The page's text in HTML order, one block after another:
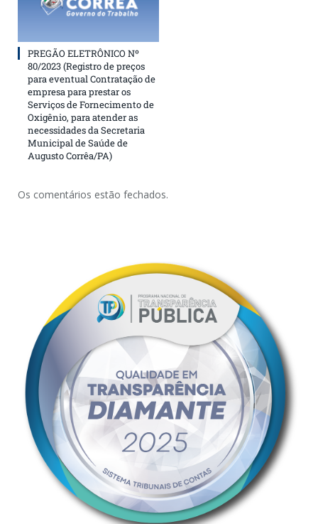
PREGÃO ELETRÔNICO Nº
80/2023 (Registro de preços
para eventual Contratação de
empresa para prestar os
Serviços de Fornecimento de
Oxigênio, para atender as
necessidades da Secretaria
Municipal de Saúde de
Augusto Corrêa/PA)
Os comentários estão fechados.